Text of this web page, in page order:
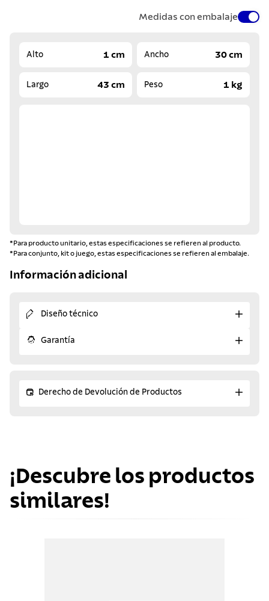
Medidas con embalaje
Alto 1 cm Ancho 30 cm
Largo 43 cm Peso 1 kg
*Para producto unitario, estas especificaciones se refieren al producto.
*Para conjunto, kit o juego, estas especificaciones se refieren al embalaje.
Información adicional
Diseño técnico
Garantía
Derecho de Devolución de Productos
¡Descubre los productos
similares!